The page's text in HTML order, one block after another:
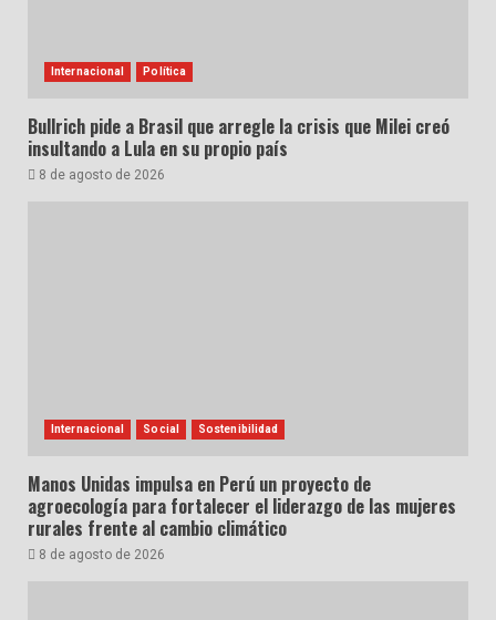
Internacional Política
Bullrich pide a Brasil que arregle la crisis que Milei creó
insultando a Lula en su propio país
8 de agosto de 2026
Internacional Social Sostenibilidad
Manos Unidas impulsa en Perú un proyecto de
agroecología para fortalecer el liderazgo de las mujeres
rurales frente al cambio climático
8 de agosto de 2026